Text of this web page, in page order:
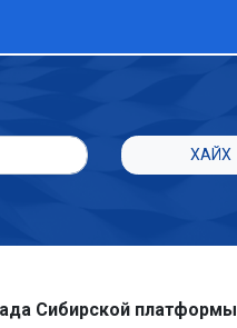
ХАЙХ
Сибирской платформы